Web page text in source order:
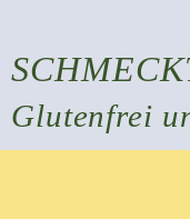
Glutenfrei